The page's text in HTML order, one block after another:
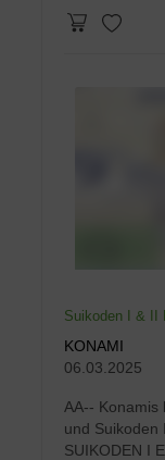
Suikoden I & II
KONAMI
06.03.2025
AA-- Konamis
und Suikoden
SUIKODEN I